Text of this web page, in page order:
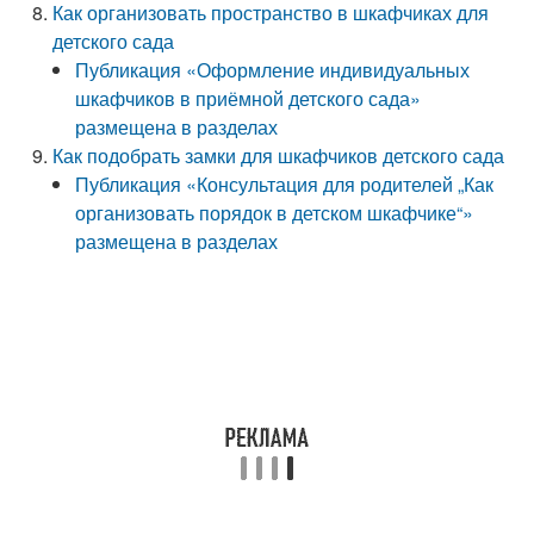
Как организовать пространство в шкафчиках для
детского сада
Публикация «Оформление индивидуальных
шкафчиков в приёмной детского сада»
размещена в разделах
Как подобрать замки для шкафчиков детского сада
Публикация «Консультация для родителей „Как
организовать порядок в детском шкафчике“»
размещена в разделах